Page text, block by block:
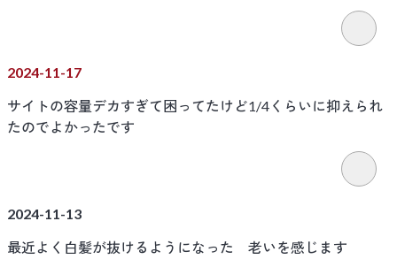
2024-11-17
サイトの容量デカすぎて困ってたけど1/4くらいに抑えられ
たのでよかったです
2024-11-13
最近よく白髪が抜けるようになった 老いを感じます